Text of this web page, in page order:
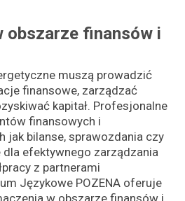
obszarze finansów i
muszą prowadzić
finansowe, zarządzać
kapitał. Profesjonalne
finansowych i
jak bilanse, sprawozdania czy
dla efektywnego zarządzania
z partnerami
Językowe POZENA oferuje
w obszarze finansów i